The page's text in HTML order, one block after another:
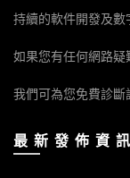
持續的軟件開發及
如果您有任何網路疑
我們可為您免費診
最 新 發 佈 資 訊